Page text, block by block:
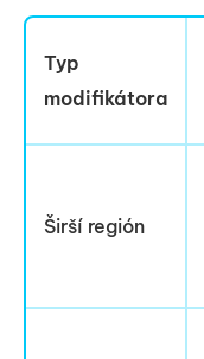
Typ
modifikátora
Širší región